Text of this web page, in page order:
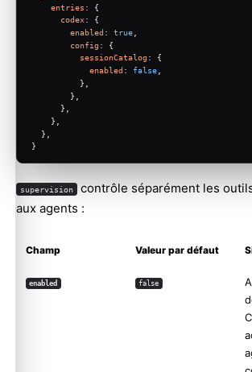
entries : {
codex: {
enabled : true
config : {
sessionCatalog : {
enabled : false
          },
        },
      },
    },
  },
}
supervision contrôle séparément les
aux agents :
Champ Valeur par défaut
enabled false